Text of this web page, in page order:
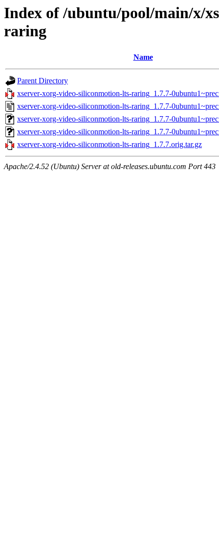
Index of /ubuntu/pool/main/x/
raring
Name
Parent Directory
xserver-xorg-video-siliconmotion-lts-raring_1.7.7-
xserver-xorg-video-siliconmotion-lts-raring_1.7.7-
xserver-xorg-video-siliconmotion-lts-raring_1.7.7-
xserver-xorg-video-siliconmotion-lts-raring_1.7.7-
xserver-xorg-video-siliconmotion-lts-raring_1.7.7.orig.tar.gz
Apache/2.4.52 (Ubuntu) Server at old-releases.ubuntu.com Port 443